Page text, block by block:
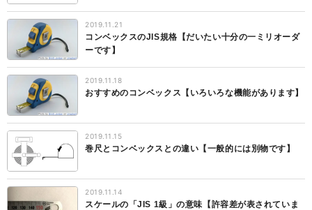
2019.11.21
コンベックスのJIS規格【だいたい十分の一ミリオーダ
ーです】
2019.11.18
おすすめのコンベックス【いろいろな機能があります】
2019.11.15
巻尺とコンベックスとの違い【一般的には別物です】
2019.11.14
スケールの「JIS 1級」の意味【許容差が表されていま